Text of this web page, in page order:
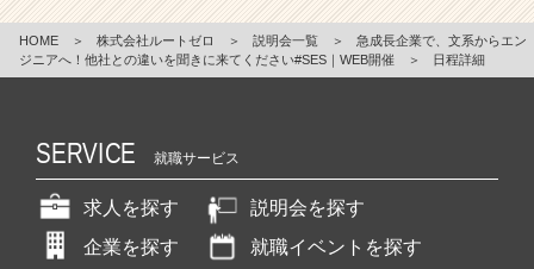
HOME ＞ 株式会社ルートゼロ ＞ 説明会一覧 ＞
急成長企業で、文系からエン
ジニアへ！他社との違いを聞きに来てください#SES｜WEB開催
＞ 日程詳細
SERVICE 就職サービス
求人を探す
説明会を探す
企業を探す
就職イベントを探す